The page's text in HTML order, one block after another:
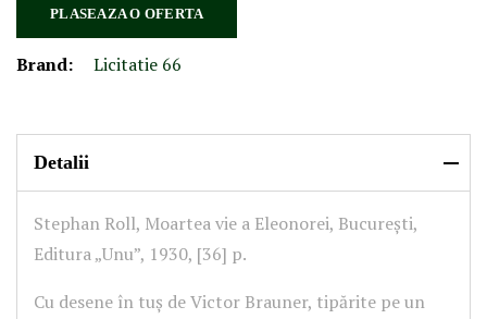
PLASEAZA O OFERTA
Brand: Licitatie 66
Detalii
Stephan Roll, Moartea vie a Eleonorei, București,
Editura „Unu”, 1930, [36] p.
Cu desene în tuș de Victor Brauner, tipărite pe un